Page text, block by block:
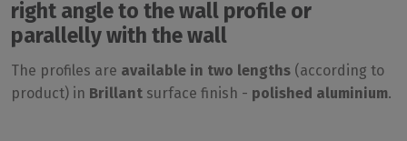
right angle to the wall profile or
parallelly with the wall
The profiles are available in two lengths (according to
product) in Brillant surface finish - polished aluminium.